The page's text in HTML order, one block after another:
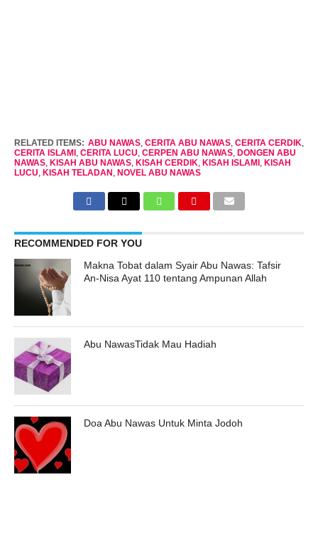
RELATED ITEMS: ABU NAWAS, CERITA ABU NAWAS, CERITA CERDIK,
CERITA ISLAMI , CERITA LUCU, CERPEN ABU NAWAS, DONGEN ABU
NAWAS, KISAH ABU NAWAS, KISAH CERDIK, KISAH ISLAMI , KISAH
LUCU, KISAH TELADAN , NOVEL ABU NAWAS
RECOMMENDED FOR YOU
Makna Tobat dalam Syair Abu Nawas: Tafsir
An-Nisa Ayat 110 tentang Ampunan Allah
Abu NawasTidak Mau Hadiah
Doa Abu Nawas Untuk Minta Jodoh